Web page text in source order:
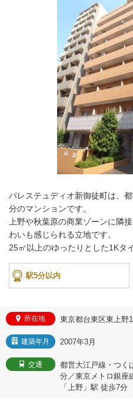
パレステュディオ新御徒町は、
分のマンションです。
上野や秋葉原の商業ゾーンに隣
わいも感じられる立地です。
25㎡以上のゆったりとした1Kタ
駅5分以内
所在地 東京都台東区東上野
建築年月 2007年3月
交通
都営大江戸線・つく
分／東京メトロ銀座
「上野」駅 徒歩7分